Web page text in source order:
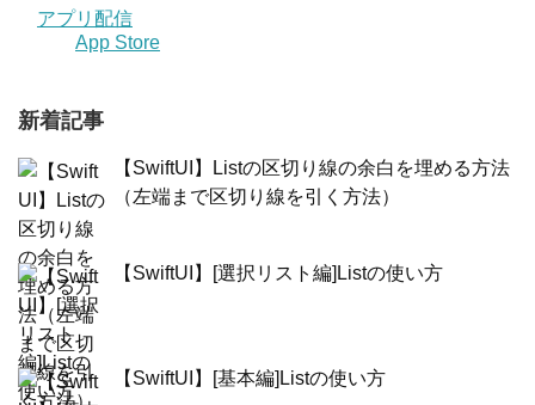
アプリ配信
App Store
新着記事
【SwiftUI】Listの区切り線の余白を埋める方法
（左端まで区切り線を引く方法）
【SwiftUI】[選択リスト編]Listの使い方
【SwiftUI】[基本編]Listの使い方